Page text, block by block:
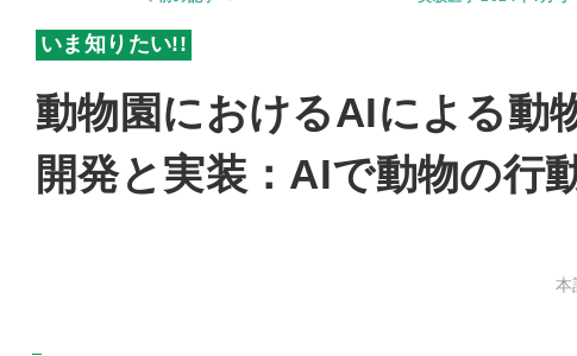
動物園におけるAIによる動
開発と実装：AIで動物の行